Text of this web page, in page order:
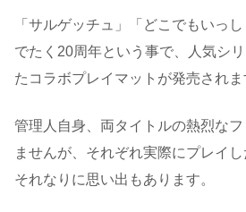
「サルゲッチュ」「どこでもいっ
でたく20周年という事で、人気シ
たコラボプレイマットが発売されま
管理人自身、両タイトルの熱烈な
ませんが、それぞれ実際にプレイし
それなりに思い出もあります。